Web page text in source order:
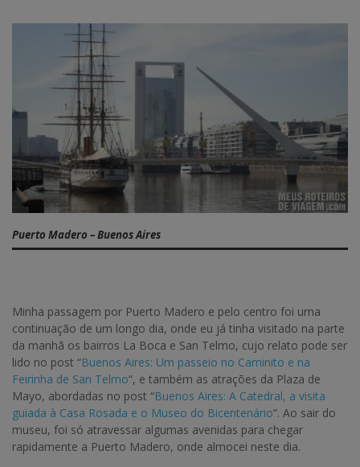
Puerto Madero – Buenos Aires
Minha passagem por Puerto Madero e pelo centro foi uma
continuação de um longo dia, onde eu já tinha visitado na parte
da manhã os bairros La Boca e San Telmo, cujo relato pode ser
lido no post “Buenos Aires: Um passeio no Caminito e na
Feirinha de San Telmo“, e também as atrações da Plaza de
Mayo, abordadas no post “Buenos Aires: A Catedral, a visita
guiada à Casa Rosada e o Museo do Bicentenário“. Ao sair do
museu, foi só atravessar algumas avenidas para chegar
rapidamente a Puerto Madero, onde almocei neste dia.